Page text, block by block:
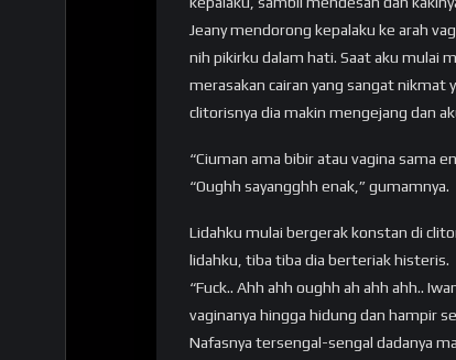
Jeany mendorong kepalaku ke arah
nih pikirku dalam hati. Saat aku mulai
merasakan cairan yang sangat nikmat
clitorisnya dia makin mengejang dan
“Ciuman ama bibir atau vagina sama
“Oughh sayangghh enak,” gumamnya.
Lidahku mulai bergerak konstan di
lidahku, tiba tiba dia berteriak histeris.
“Fuck.. Ahh ahh oughh ah ahh ahh..
vaginanya hingga hidung dan hampir
Nafasnya tersengal-sengal dadanya